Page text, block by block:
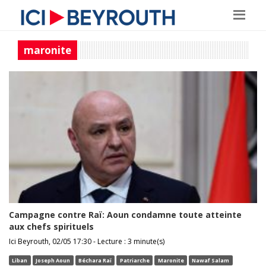
maronite
Campagne contre Raï: Aoun condamne toute atteinte
aux chefs spirituels
Ici Beyrouth, 02/05 17:30 - Lecture : 3 minute(s)
Liban Joseph Aoun Béchara Raï Patriarche Maronite Nawaf Salam